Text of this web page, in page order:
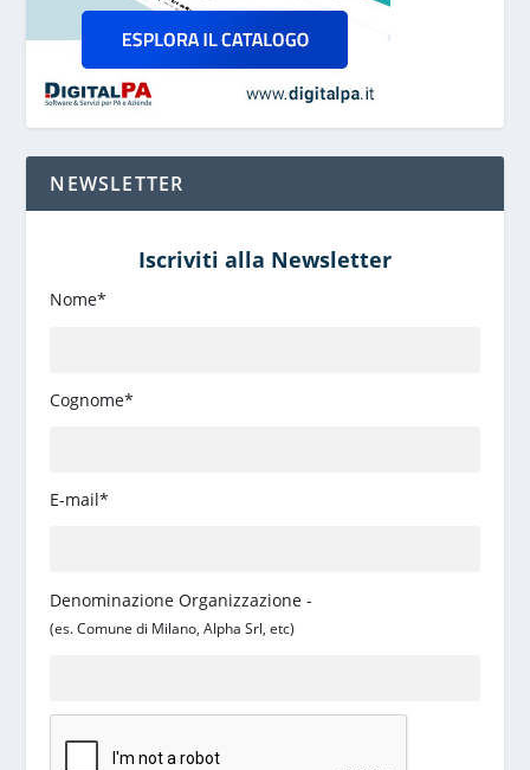
NEWSLETTER
Iscriviti alla Newsletter
Nome*
Cognome*
E-mail*
Denominazione Organizzazione -
(es. Comune di Milano, Alpha Srl, etc)